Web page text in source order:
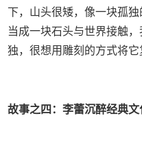
下，山头很矮，像一块孤
当成一块石头与世界接触
独，很想用雕刻的方式将它
故事之四：李蕾沉醉经典